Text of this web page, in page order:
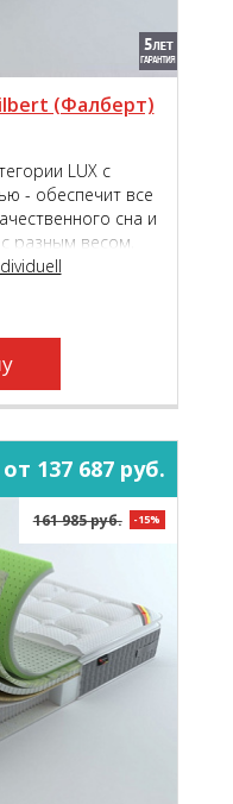
(Фалберт)
LUX с
- обеспечит все
сна и
разным весом,
от 137 687 руб.
161 985 руб. -15%